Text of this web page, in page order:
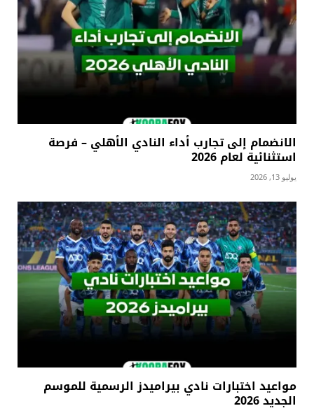
الانضمام إلى تجارب أداء النادي الأهلي – فرصة
استثنائية لعام 2026
يوليو 13, 2026
مواعيد اختبارات نادي بيراميدز الرسمية للموسم
الجديد 2026